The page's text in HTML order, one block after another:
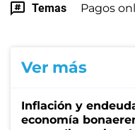
Temas Pagos
Ver más
Inflación y
economía